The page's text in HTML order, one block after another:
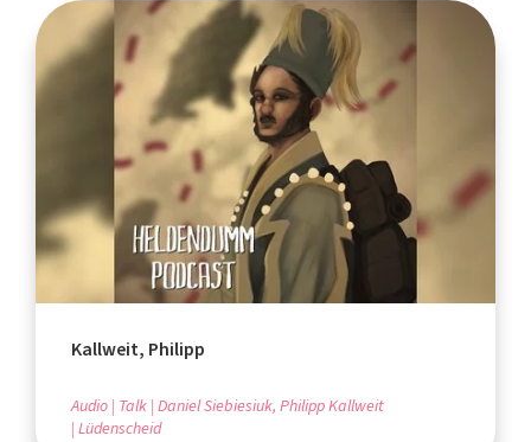
Kallweit, Philipp
Audio Talk Daniel Siebiesiuk, Philipp Kallweit
Lüdenscheid